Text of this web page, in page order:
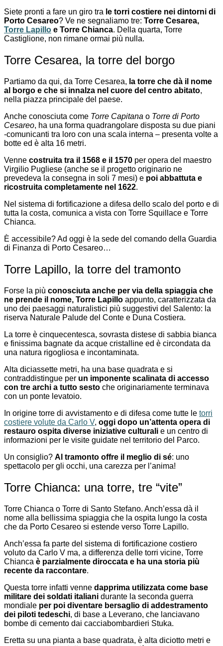
Siete pronti a fare un giro tra le torri costiere nei dintorni di
Porto Cesareo? Ve ne segnaliamo tre: Torre Cesarea,
Torre Lapillo e Torre Chianca. Della quarta, Torre
Castiglione, non rimane ormai più nulla.
Torre Cesarea, la torre del borgo
Partiamo da qui, da Torre Cesarea, la torre che dà il nome
al borgo e che si innalza nel cuore del centro abitato,
nella piazza principale del paese.
Anche conosciuta come Torre Capitana o Torre di Porto
Cesareo, ha una forma quadrangolare disposta su due piani
-comunicanti tra loro con una scala interna – presenta volte a
botte ed è alta 16 metri.
Venne costruita tra il 1568 e il 1570 per opera del maestro
Virgilio Pugliese (anche se il progetto originario ne
prevedeva la consegna in soli 7 mesi) e poi abbattuta e
ricostruita completamente nel 1622.
Nel sistema di fortificazione a difesa dello scalo del porto e di
tutta la costa, comunica a vista con Torre Squillace e Torre
Chianca.
È accessibile? Ad oggi è la sede del comando della Guardia
di Finanza di Porto Cesareo…
Torre Lapillo, la torre del tramonto
Forse la più conosciuta anche per via della spiaggia che
ne prende il nome, Torre Lapillo appunto, caratterizzata da
uno dei paesaggi naturalistici più suggestivi del Salento: la
riserva Naturale Palude del Conte e Duna Costiera.
La torre è cinquecentesca, sovrasta distese di sabbia bianca
e finissima bagnate da acque cristalline ed è circondata da
una natura rigogliosa e incontaminata.
Alta diciassette metri, ha una base quadrata e si
contraddistingue per un imponente scalinata di accesso
con tre archi a tutto sesto che originariamente terminava
con un ponte levatoio.
In origine torre di avvistamento e di difesa come tutte le torri
costiere volute da Carlo V, oggi dopo un’attenta opera di
restauro ospita diverse iniziative culturali e un centro di
informazioni per le visite guidate nel territorio del Parco.
Un consiglio? Al tramonto offre il meglio di sé: uno
spettacolo per gli occhi, una carezza per l’anima!
Torre Chianca: una torre, tre “vite”
Torre Chianca o Torre di Santo Stefano. Anch’essa dà il
nome alla bellissima spiaggia che la ospita lungo la costa
che da Porto Cesareo si estende verso Torre Lapillo.
Anch’essa fa parte del sistema di fortificazione costiero
voluto da Carlo V ma, a differenza delle torri vicine, Torre
Chianca è parzialmente diroccata e ha una storia più
recente da raccontare.
Questa torre infatti venne dapprima utilizzata come base
militare dei soldati italiani durante la seconda guerra
mondiale per poi diventare bersaglio di addestramento
dei piloti tedeschi, di base a Leverano, che lanciavano
bombe di cemento dai cacciabombardieri Stuka.
Eretta su una pianta a base quadrata, è alta diciotto metri e